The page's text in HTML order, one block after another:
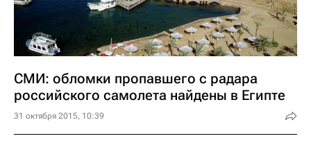
СМИ: обломки пропавшего с радара
российского самолета найдены в Египте
31 октября 2015, 10:39